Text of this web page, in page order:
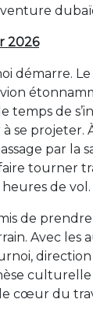
2026
démarre.
temps de
se projeter.
par la
tourner
de vol.
de
Avec les
culturelle
cœur du